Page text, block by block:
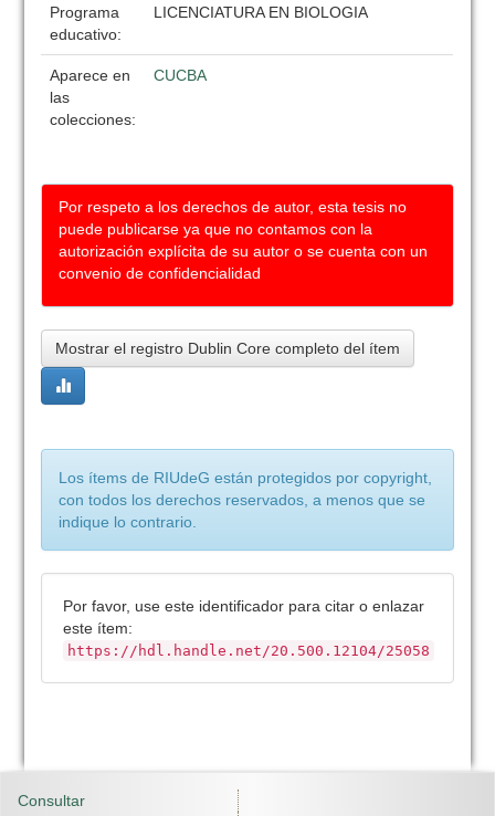
Programa
educativo:
LICENCIATURA EN BIOLOGIA
Aparece en
las
colecciones:
CUCBA
Por respeto a los derechos de autor, esta tesis no
puede publicarse ya que no contamos con la
autorización explícita de su autor o se cuenta con un
convenio de confidencialidad
Mostrar el registro Dublin Core completo del ítem
Los ítems de RIUdeG están protegidos por copyright,
con todos los derechos reservados, a menos que se
indique lo contrario.
Por favor, use este identificador para citar o enlazar
este ítem:
https://hdl.handle.net/20.500.12104/25058
Consultar